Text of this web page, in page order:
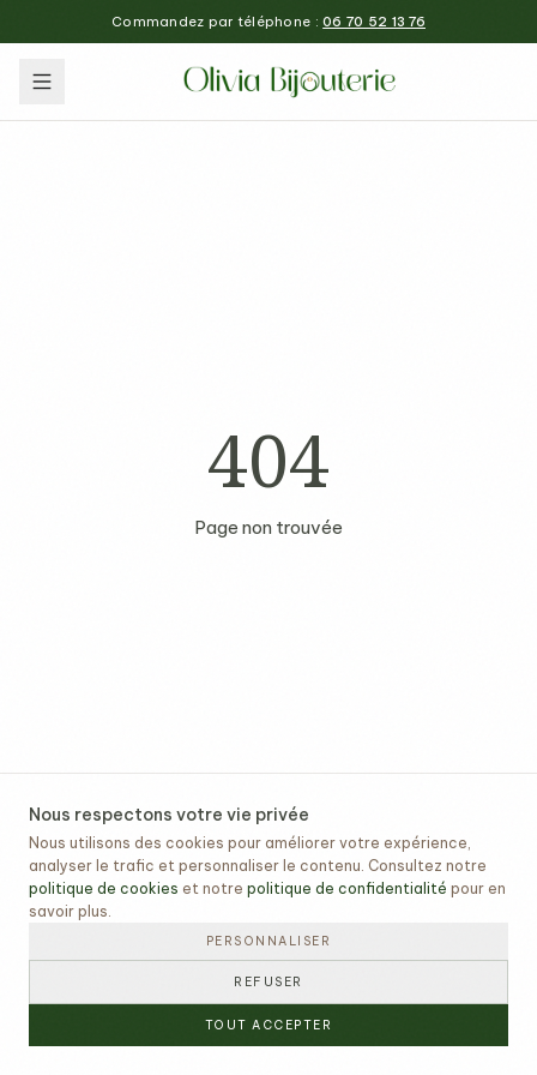
Commandez par téléphone :06 70 52 13 76
404
Page non trouvée
Nous respectons votre vie privée
Nous utilisons des cookies pour améliorer votre expérience,
analyser le trafic et personnaliser le contenu. Consultez notre
politique de cookies et notre politique de confidentialité pour en
savoir plus.
PERSONNALISER
REFUSER
TOUT ACCEPTER